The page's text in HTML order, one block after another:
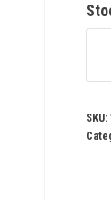
SKU: